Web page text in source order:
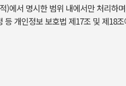
에서 명시한 범위 내에서만 처리하
개인정보 보호법 제17조 및 제18